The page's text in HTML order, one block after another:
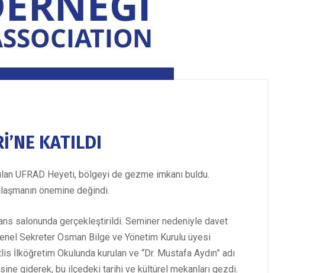
KATILDI
UFRAD Heyeti, bölgeyi de gezme imkanı buldu.
önemine değindi.
salonunda gerçekleştirildi. Seminer nedeniyle davet
Sekreter Osman Bilge ve Yönetim Kurulu üyesi
İlköğretim Okulunda kurulan ve “Dr. Mustafa Aydın” adı
giderek, bu ilçedeki tarihi ve kültürel mekanları gezdi.